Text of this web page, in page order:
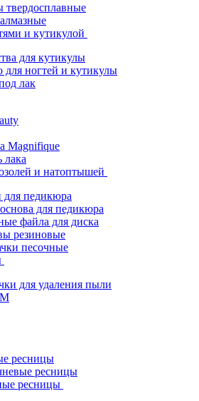
твердосплавные
и кутикулой
для кутикулы
для ногтей и кутикулы
лак
Magnifique
лака
и натоптышей
для педикюра
для педикюра
файла для диска
резиновые
песочные
для удаления пыли
ресницы
ресницы
ресницы